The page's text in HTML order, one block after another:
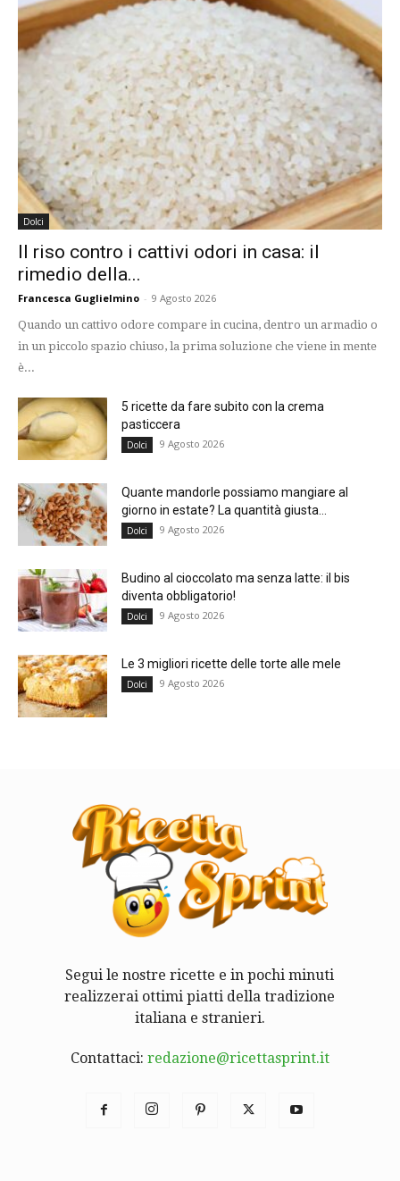
Dolci
Il riso contro i cattivi odori in casa: il
rimedio della...
Francesca Guglielmino - 9 Agosto 2026
Quando un cattivo odore compare in cucina, dentro un armadio o
in un piccolo spazio chiuso, la prima soluzione che viene in mente
è...
5 ricette da fare subito con la crema
pasticcera
Dolci 9 Agosto 2026
Quante mandorle possiamo mangiare al
giorno in estate? La quantità giusta...
Dolci 9 Agosto 2026
Budino al cioccolato ma senza latte: il bis
diventa obbligatorio!
Dolci 9 Agosto 2026
Le 3 migliori ricette delle torte alle mele
Dolci 9 Agosto 2026
Segui le nostre ricette e in pochi minuti
realizzerai ottimi piatti della tradizione
italiana e stranieri.
Contattaci: redazione@ricettasprint.it